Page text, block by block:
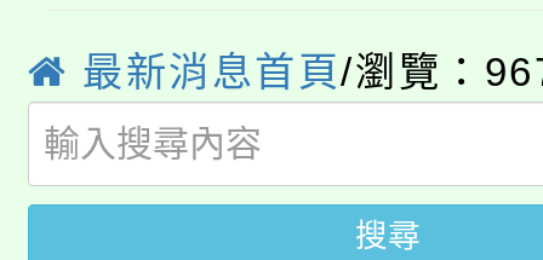
系所師生報名參加。
學籍身 分審查程序及
版
淨零綠領人才培育課程
公告本校115學年度第
代理(課)教師甄選結果(
「2026金融保險知識
桃園市115學年度學生
最新消息首頁/瀏覽：
搜尋